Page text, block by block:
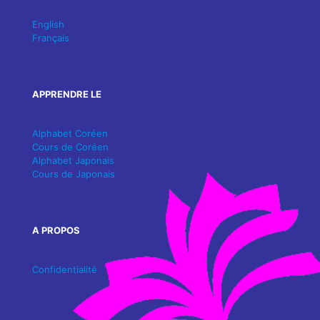
English
Français
APPRENDRE LE
Alphabet Coréen
Cours de Coréen
Alphabet Japonais
Cours de Japonais
A PROPOS
Confidentialité